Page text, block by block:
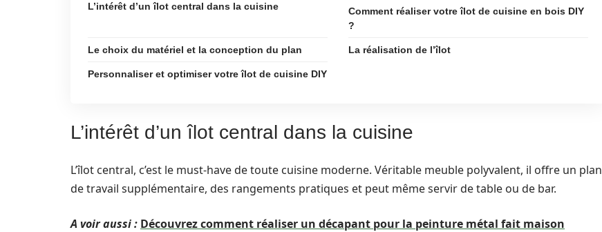
L’intérêt d’un îlot central dans la cuisine
Comment réaliser votre îlot de cuisine en bois DIY
?
Le choix du matériel et la conception du plan La réalisation de l’îlot
Personnaliser et optimiser votre îlot de cuisine DIY
L’intérêt d’un îlot central dans la cuisine
L’îlot central, c’est le must-have de toute cuisine moderne. Véritable meuble polyvalent, il offre un plan
de travail supplémentaire, des rangements pratiques et peut même servir de table ou de bar.
A voir aussi : Découvrez comment réaliser un décapant pour la peinture métal fait maison